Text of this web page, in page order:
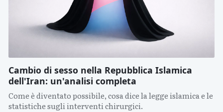
Cambio di sesso nella Repubblica Islamica
dell'Iran: un'analisi completa
Come è diventato possibile, cosa dice la legge islamica e le
statistiche sugli interventi chirurgici.